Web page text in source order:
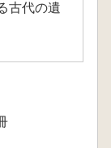
古代の遺